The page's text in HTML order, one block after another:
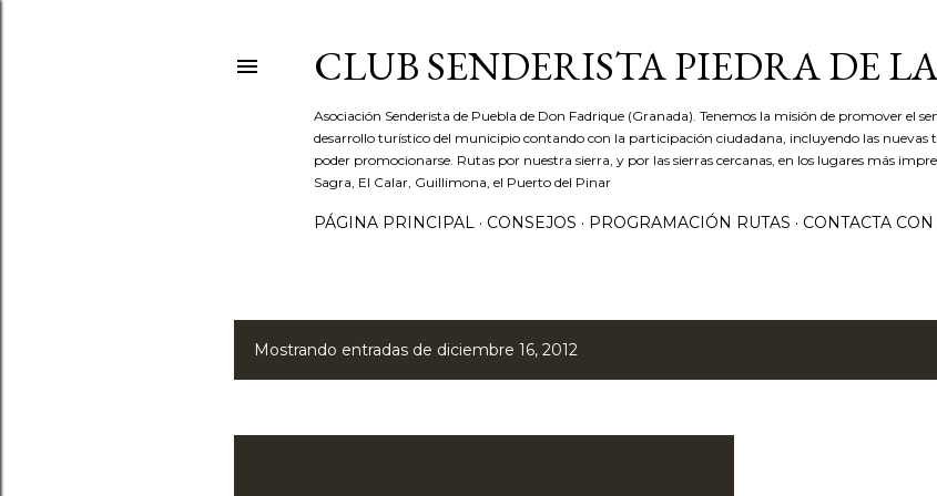
CLUB SENDERISTA PIEDRA DE
Asociación Senderista de Puebla de Don Fadrique (Granada). Tenemos la misión de promover el
desarrollo turístico del municipio contando con la participación ciudadana, incluyendo las nuevas
poder promocionarse. Rutas por nuestra sierra, y por las sierras cercanas, en los lugares más
Sagra, El Calar, Guillimona, el Puerto del Pinar
PÁGINA PRINCIPAL CONSEJOS PROGRAMACIÓN RUTAS CONTACTA
EMostrando entradas de diciembre 16, 2012